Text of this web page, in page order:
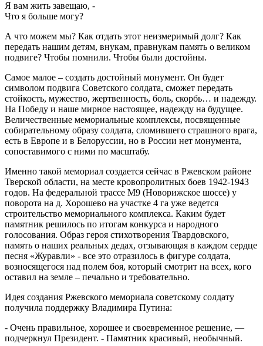
Я вам жить завещаю, -
Что я больше могу?
А что можем мы? Как отдать этот неизмеримый долг? Как
передать нашим детям, внукам, правнукам память о великом
подвиге? Чтобы помнили. Чтобы были достойны.
Самое малое – создать достойный монумент. Он будет
символом подвига Советского солдата, сможет передать
стойкость, мужество, жертвенность, боль, скорбь… и надежду.
На Победу и наше мирное настоящее, надежду на будущее.
Величественные мемориальные комплексы, посвященные
собирательному образу солдата, сломившего страшного врага,
есть в Европе и в Белоруссии, но в России нет монумента,
сопоставимого с ними по масштабу.
Именно такой мемориал создается сейчас в Ржевском районе
Тверской области, на месте кровопролитных боев 1942-1943
годов. На федеральной трассе М9 (Новорижское шоссе) у
поворота на д. Хорошево на участке 4 га уже ведется
строительство мемориального комплекса. Каким будет
памятник решилось по итогам конкурса и народного
голосования. Образ героя стихотворения Твардовского,
память о наших реальных дедах, отзывающая в каждом сердце
песня «Журавли» - все это отразилось в фигуре солдата,
возносящегося над полем боя, который смотрит на всех, кого
оставил на земле – печально и требовательно.
Идея создания Ржевского мемориала советскому солдату
получила поддержку Владимира Путина:
- Очень правильное, хорошее и своевременное решение, —
подчеркнул Президент. - Памятник красивый, необычный.